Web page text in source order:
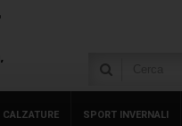
CALZATURE SPORT INVERNALI